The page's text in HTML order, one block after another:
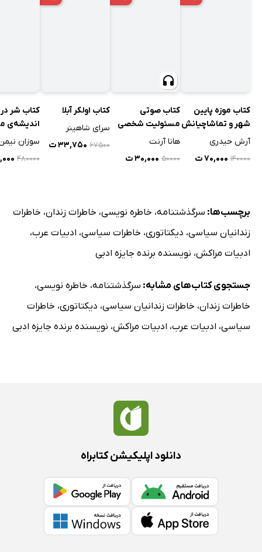
کتاب موزه پایین
شهر و تماشاچیانش
آرش حیدری
۱۴۰۰۰۰ ۷۰,۰۰۰ ت
کتاب صوتی
مسئولیت شخصی
به روایت هانا آرنت
هانا آرنت
۵۰۰۰۰ ۳۰,۰۰۰ ت
کتاب اولکر آبلا
سرای شاهینر
۶۷۵۰۰ ۳۳,۷۵۰ ت
کتاب شر در
اندیشه‌ی
سوزان
۴۸۰۰۰۰
برچسب‌ها: سرگذشتنامه، خاطره نویسی، خاطرات زندان، خاطرات
زندانیان سیاسی، دیکتاتوری، خاطرات سیاسی، ادبیات عرب،
ادبیات مراکش، نویسنده برنده جایزه ادبی
جستجوی کتاب‌های مشابه: سرگذشتنامه، خاطره نویسی،
خاطرات زندان، خاطرات زندانیان سیاسی، دیکتاتوری، خاطرات
سیاسی، ادبیات عرب، ادبیات مراکش، نویسنده برنده جایزه ادبی
دانلود اپلیکیشن کتابراه